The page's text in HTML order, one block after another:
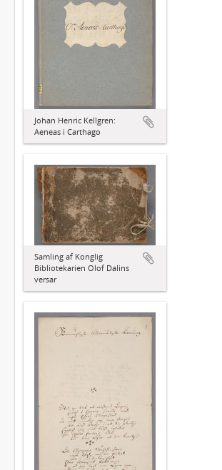
Johan Henric Kellgren:
Aeneas i Carthago
Samling af Konglig
Bibliotekarien Olof Dalins
versar